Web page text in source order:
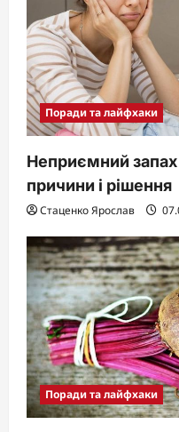
Поради та лайфхаки
Неприємний запах
причини і рішення
Стаценко Ярослав
Поради та лайфхаки